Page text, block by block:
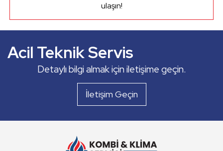
ulaşın!
Kombi Servisi
Klima Servisi
Acil Teknik Servis
ve dahası...
Kombi Servisi
Detaylı bilgi almak için iletişime geçin.
İletişim Geçin